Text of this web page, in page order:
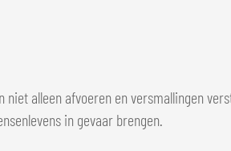
alleen afvoeren en versmallingen
in gevaar brengen.